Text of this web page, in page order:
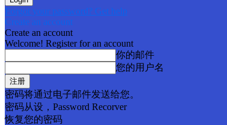
Forgot your password? Get help
Create an account
Create an account
Welcome! Register for an account
你的邮件
您的用户名
密码将通过电子邮件发送给您。
密码从设，Password Recorver
恢复您的密码